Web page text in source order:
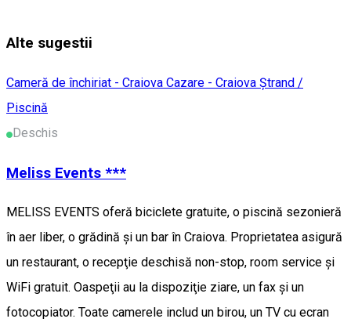
Alte sugestii
Cameră de închiriat - Craiova Cazare - Craiova Ștrand /
Piscină
Deschis
Meliss Events ***
MELISS EVENTS oferă biciclete gratuite, o piscină sezonieră
în aer liber, o grădină şi un bar în Craiova. Proprietatea asigură
un restaurant, o recepţie deschisă non-stop, room service şi
WiFi gratuit. Oaspeţii au la dispoziţie ziare, un fax şi un
fotocopiator. Toate camerele includ un birou, un TV cu ecran